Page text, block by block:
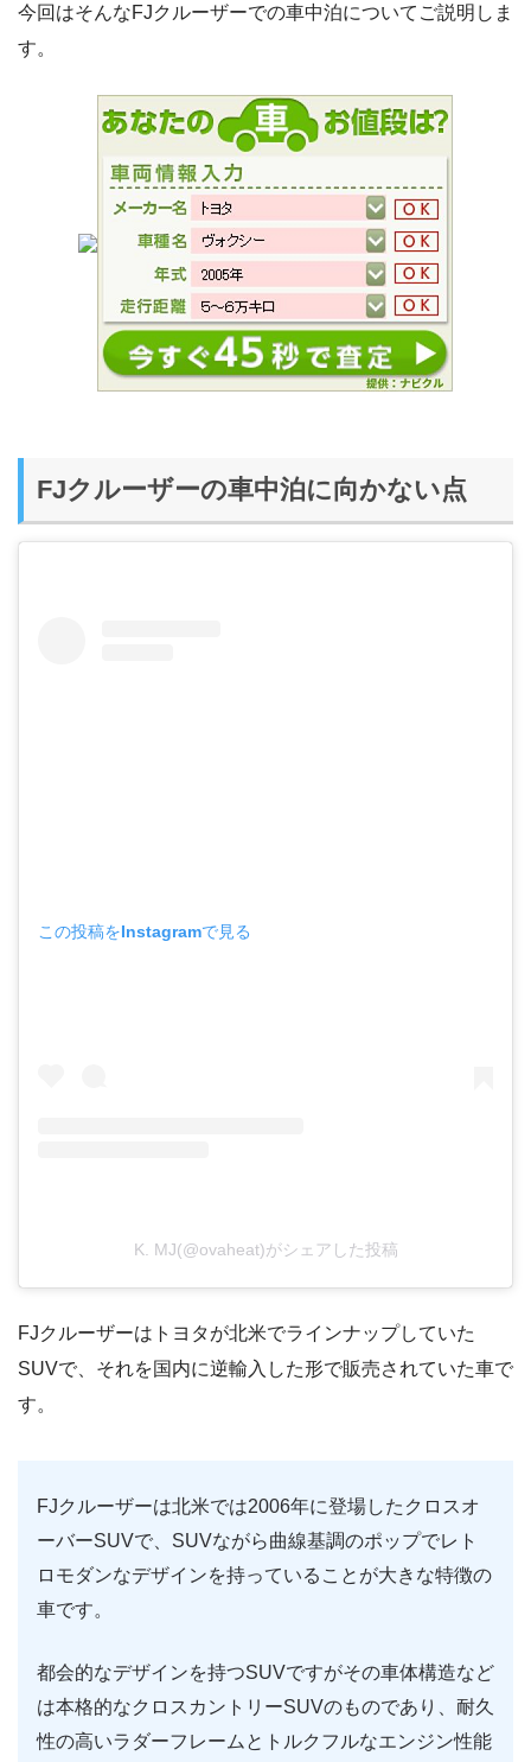
今回はそんなFJクルーザーでの車中泊についてご説明しま
す。
FJクルーザーの車中泊に向かない点
この投稿をInstagramで見る
K. MJ(@ovaheat)がシェアした投稿
FJクルーザーはトヨタが北米でラインナップしていた
SUVで、それを国内に逆輸入した形で販売されていた車で
す。
FJクルーザーは北米では2006年に登場したクロスオ
ーバーSUVで、SUVながら曲線基調のポップでレト
ロモダンなデザインを持っていることが大きな特徴の
車です。
都会的なデザインを持つSUVですがその車体構造など
は本格的なクロスカントリーSUVのものであり、耐久
性の高いラダーフレームとトルクフルなエンジン性能